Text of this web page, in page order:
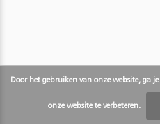
Door het gebruiken van onze website, ga
onze website te verbeteren.